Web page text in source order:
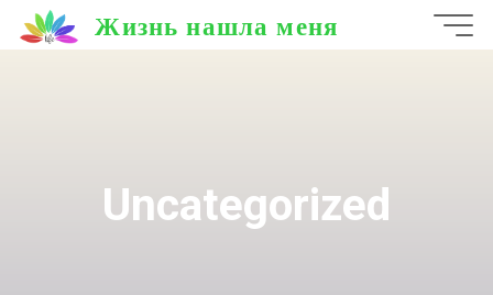
Перейти
Жизнь нашла меня
Uncategorized